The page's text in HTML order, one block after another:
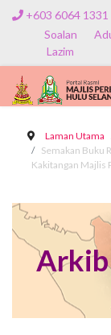
+603 6064 1331
Soalan
Lazim
Laman Utama
Semakan Buku
Kakitangan Majlis